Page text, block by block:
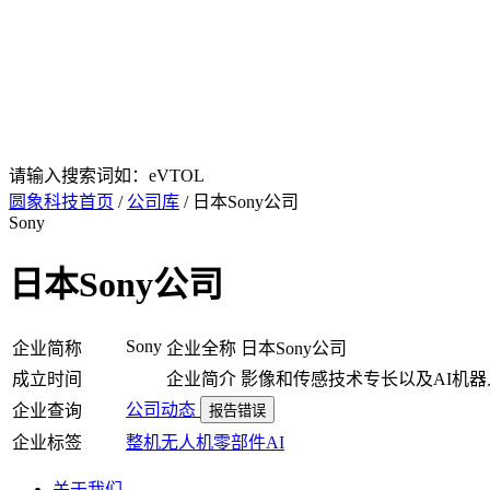
请输入搜索词如：eVTOL
圆象科技首页 / 公司库 / 日本Sony公司
Sony
日本Sony公司
企业简称 Sony 企业全称 日本Sony公司
成立时间
企业简介 影像和传感技术专长以及AI机
企业查询
公司动态 报告错误
企业标签 整机无人机零部件AI